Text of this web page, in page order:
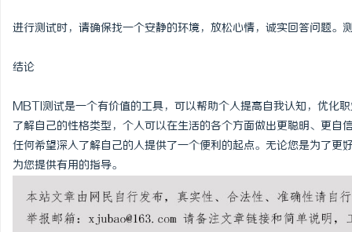
进行测试时，请确保找一个安静的环境，放松心情，诚实回答问题。
结论
MBTI测试是一个有价值的工具，可以帮助个人提高自我认知，优化
了解自己的性格类型，个人可以在生活的各个方面做出更聪明、更
任何希望深入了解自己的人提供了一个便利的起点。无论您是为了
为您提供有用的指导。